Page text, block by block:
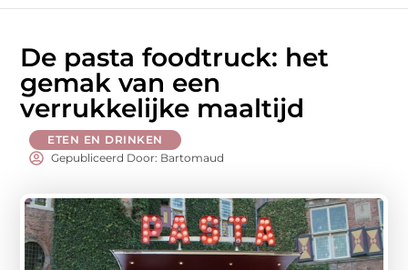
De pasta foodtruck: het
gemak van een
verrukkelijke maaltijd
ETEN EN DRINKEN
Gepubliceerd Door: Bartomaud